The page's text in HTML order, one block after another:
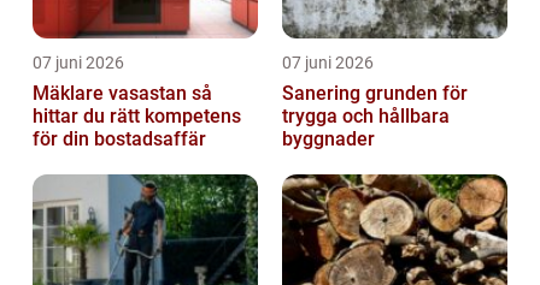
07 juni 2026
Mäklare vasastan så
hittar du rätt kompetens
för din bostadsaffär
07 juni 2026
Sanering grunden för
trygga och hållbara
byggnader